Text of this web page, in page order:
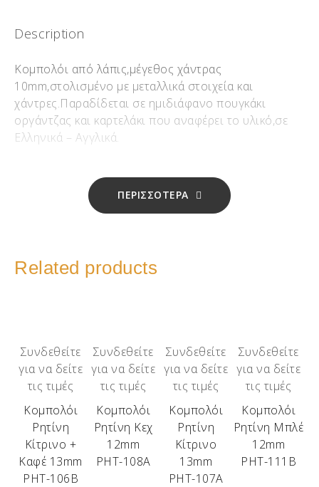
Description
Κομπολόι από λάπις,μέγεθος χάντρας
10mm,στολισμένο με μεταλλικά στοιχεία και
χάντρες.Παραδίδεται σε ημιδιάφανο πουγκάκι
οργάντζας και καρτελάκι που αναφέρει το υλικό,σε
Ελληνικά – Αγγλικά.
ΠΕΡΙΣΣΟΤΕΡΑ
Related products
Συνδεθείτε
για να δείτε
τις τιμές
Κομπολόι
Ρητίνη
Κίτρινο +
Καφέ 13mm
ΡΗΤ-106Β
Συνδεθείτε
για να δείτε
τις τιμές
Κομπολόι
Ρητίνη Κεχ
12mm
ΡΗΤ-108Α
Συνδεθείτε
για να δείτε
τις τιμές
Κομπολόι
Ρητίνη
Κίτρινο
13mm
ΡΗΤ-107Α
Συνδεθείτε
για να δείτε
τις τιμές
Κομπολόι
Ρητίνη Μπλέ
12mm
ΡΗΤ-111Β